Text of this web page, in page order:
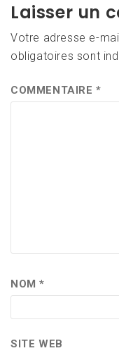
Laisser un
Votre adresse e-
obligatoires sont
COMMENTAIRE*
NOM*
SITE WEB